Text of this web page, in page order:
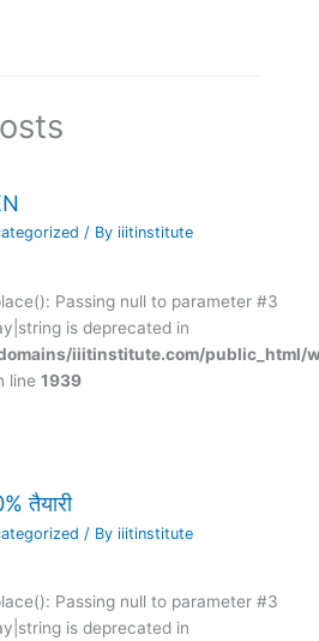
/ Byiiitinstitute
Passing null to parameter #3
is deprecated in
iiitinstitute.com/public_html/
line1939
तैयारी
/ Byiiitinstitute
Passing null to parameter #3
is deprecated in